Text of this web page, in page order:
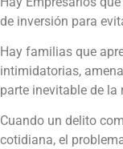
de inversión para
Hay familias que
intimidatorias,
parte inevitable de la
Cuando un delito
cotidiana, el